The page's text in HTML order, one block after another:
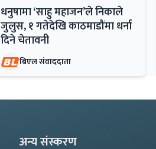
धनुषामा ‘साहु महाजन’ले निकाले
जुलुस, १ गतेदेखि काठमाडौंमा धर्ना
दिने चेतावनी
बिएल संवाददाता
अन्य संस्करण